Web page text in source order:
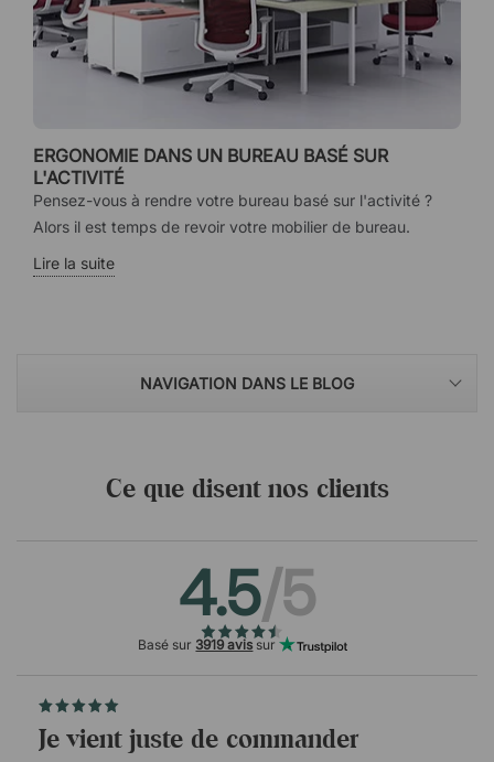
ERGONOMIE DANS UN BUREAU BASÉ SUR
L'ACTIVITÉ
Pensez-vous à rendre votre bureau basé sur l'activité ?
Alors il est temps de revoir votre mobilier de bureau.
Lire la suite
NAVIGATION DANS LE BLOG
Ce que disent nos clients
4.5/5
Basé sur 3919 avis sur
Je vient juste de commander